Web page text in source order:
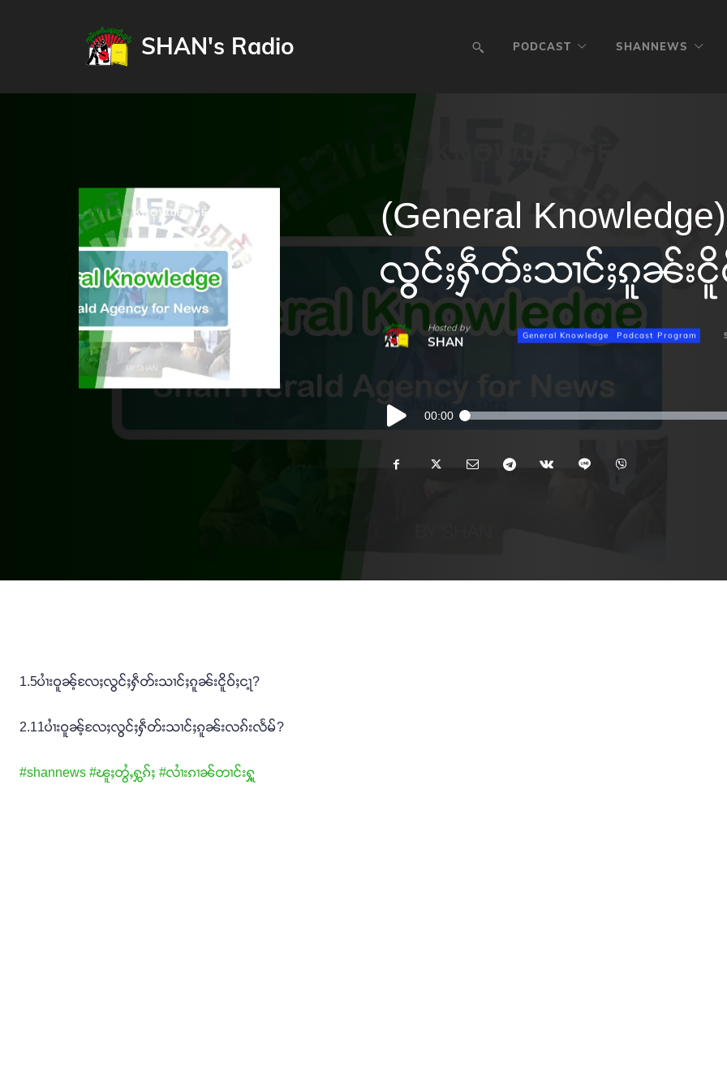
SHAN's Radio PODCAST SHANNEWS
(General
လွင်ႈႁဵတ်းသၢင်ႈၵူၼ်းငိူ
Hosted by
SHAN General Knowledge Podcast Program
Audio
Player
00:00
1.5ပၢႆးဝူၼ့်လႄႈလွင်ႈႁဵတ်းသၢင်ႈၵူၼ်းငိူဝ်ႈငႃ့?
2.11ပၢႆးဝူၼ့်လႄႈလွင်ႈႁဵတ်းသၢင်ႈၵူၼ်းလၵ်းလႅမ်?
#shannews #ၽူႈတွႆႇႁွၵ်ႈ #လၢႆးၵၢၼ်တၢင်းႁူ့